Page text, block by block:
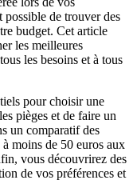
possible de trouver des
budget. Cet article
les meilleures
les besoins et à tous
pour choisir une
pièges et de faire un
un comparatif des
moins de 50 euros aux
vous découvrirez des
de vos préférences et